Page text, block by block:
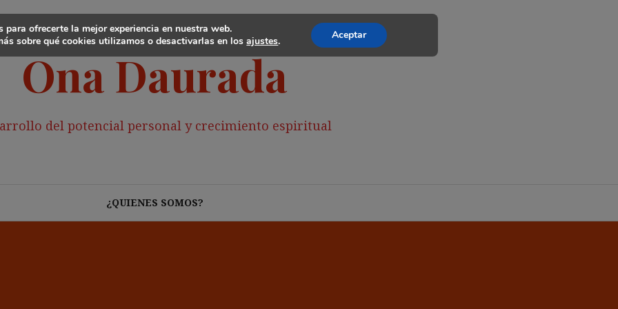
Ona Daurada
del potencial personal y crecimiento espiritual
¿QUIENES SOMOS?
para ofrecerte la mejor experiencia en nuestra web.
sobre qué cookies utilizamos o desactivarlas en losajustes. Aceptar